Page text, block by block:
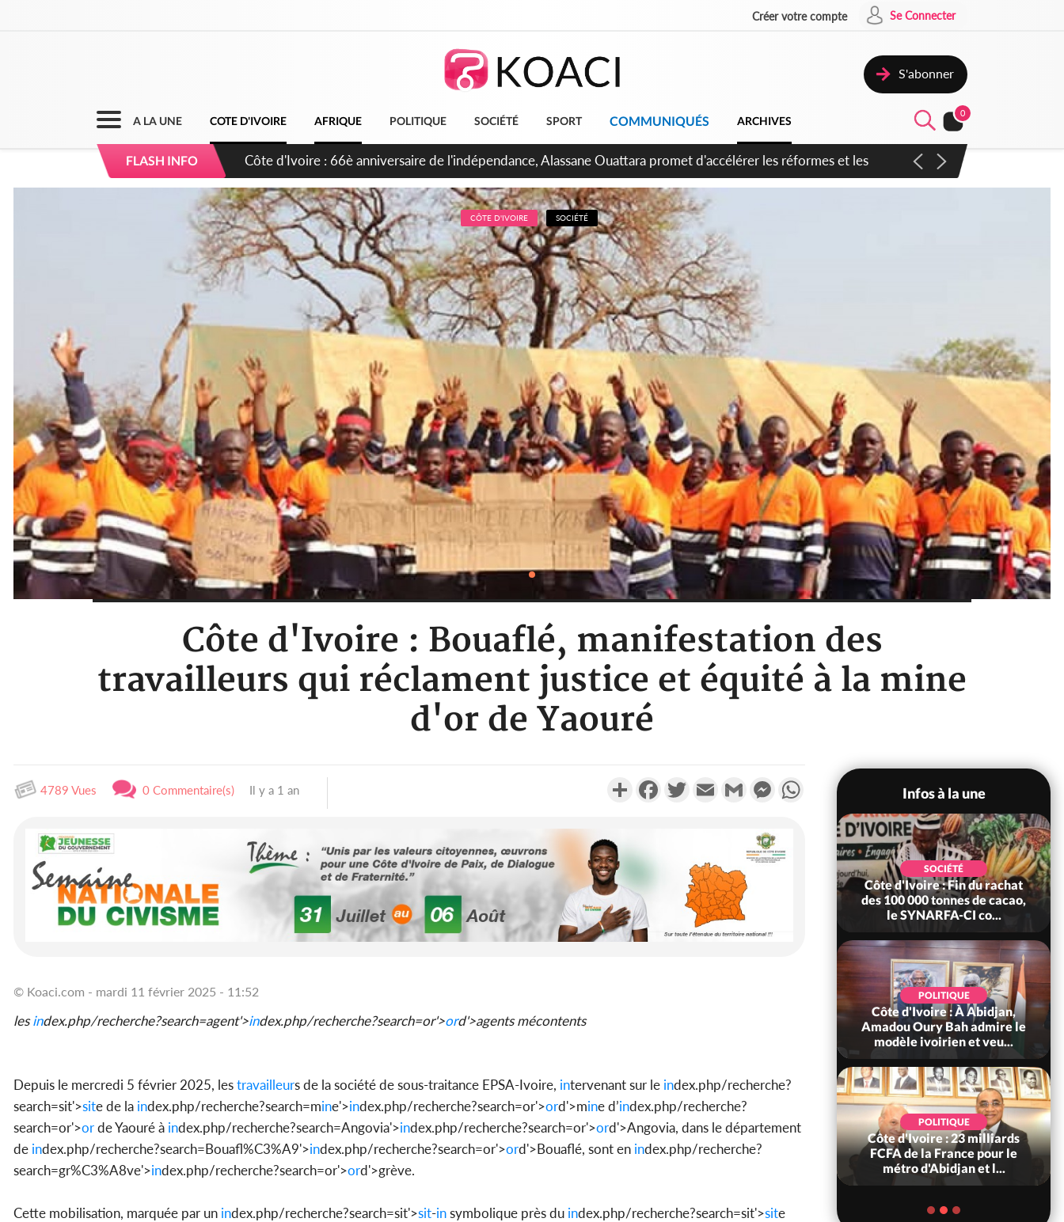
Créer votre compte Se Connecter
S'abonner
A LA UNE COTE D'IVOIRE AFRIQUE POLITIQUE SOCIÉTÉ SPORT COMMUNIQUÉS ARCHIVES
0
FLASH INFO
Côte d'Ivoire : À Abidjan, Amadou Oury Bah admire le modèle ivoirien et veut s'en inspirer pour accélérer le
développement de la Guinée
CÔTE D'IVOIRE SOCIÉTÉ
Côte d'Ivoire : Bouaflé, manifestation des
travailleurs qui réclament justice et équité à la mine
d'or de Yaouré
4789 Vues 0 Commentaire(s) Il y a 1 an PartagerFacebookTwitterEmail Gmail MessengerWhatsApp
© Koaci.com - mardi 11 février 2025 - 11:52
lesindex.php/recherche?search=agent'>index.php/recherche?search=or'>ord'>agents mécontents
Depuis le mercredi 5 février 2025, lestravailleurs de la société de sous-traitance EPSA-Ivoire, intervenant sur le index.php/recherche?
search=sit'>site de la index.php/recherche?search=mine'>index.php/recherche?search=or'>ord'>mined’index.php/recherche?
search=or'>orde Yaouré à index.php/recherche?search=Angovia'>index.php/recherche?search=or'>ord'>Angovia, dans le département
de index.php/recherche?search=Bouafl%C3%A9'>index.php/recherche?search=or'>ord'>Bouaflé, sont en index.php/recherche?
search=gr%C3%A8ve'>index.php/recherche?search=or'>ord'>grève.
Cette mobilisation, marquée par un index.php/recherche?search=sit'>sit-insymbolique près du index.php/recherche?search=sit'>site
Infos à la une
POLITIQUE
Côte d'Ivoire : Fête nationale,
Alassane Ouattara accorde
la grâce à 4 661...
POLITIQUE
Côte d'Ivoire : Décrispation ?
Mamadou Traoré ex
SOCIÉTÉ
Côte d'Ivoire : Fin du rachat
des 100 000 tonnes de cacao,
le SYNARFA-CI co...
POLITIQUE
Côte d'Ivoire : À Abidjan,
Amadou Oury Bah admire le
modèle ivoirien et veu...
POLITIQUE
Côte d'Ivoire : 23 milliards
FCFA de la France pour le
métro d'Abidjan et l...